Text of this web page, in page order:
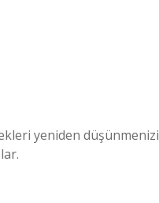
yeniden düşünmenizi